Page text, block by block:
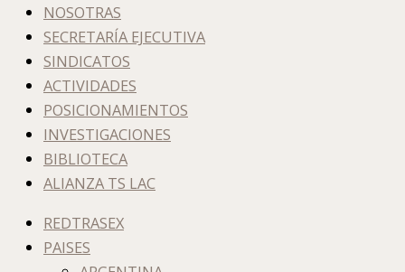
NOSOTRAS
SECRETARÍA EJECUTIVA
SINDICATOS
ACTIVIDADES
POSICIONAMIENTOS
INVESTIGACIONES
BIBLIOTECA
ALIANZA TS LAC
REDTRASEX
PAISES